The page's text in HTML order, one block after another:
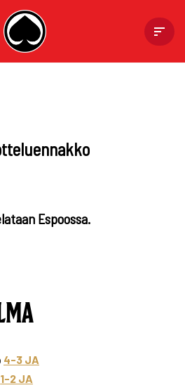
Espoossa.
4-3 JA
1-2 JA